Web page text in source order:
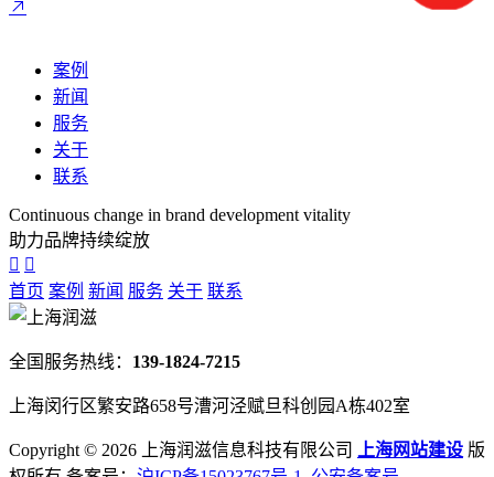
案例
新闻
服务
关于
联系
Continuous change in brand development vitality
助力品牌持续绽放
首页 案例 新闻 服务 关于 联系
全国服务热线： 139-1824-7215
上海闵行区繁安路658号漕河泾赋旦科创园A栋402室
Copyright © 2026 上海润滋信息科技有限公司 上海网站建设 版